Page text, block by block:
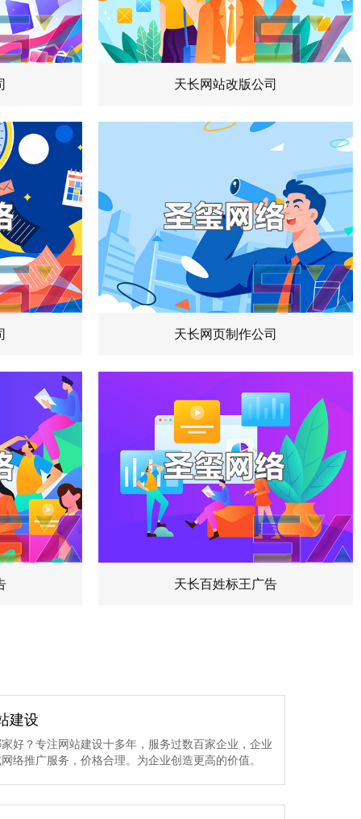
天长网站改版公司
天长网页制作公司
天长百姓标王广告
建设
好？专注网站建设十多年，服务过数百家企业，企业
络推广服务，价格合理。为企业创造更高的价值。